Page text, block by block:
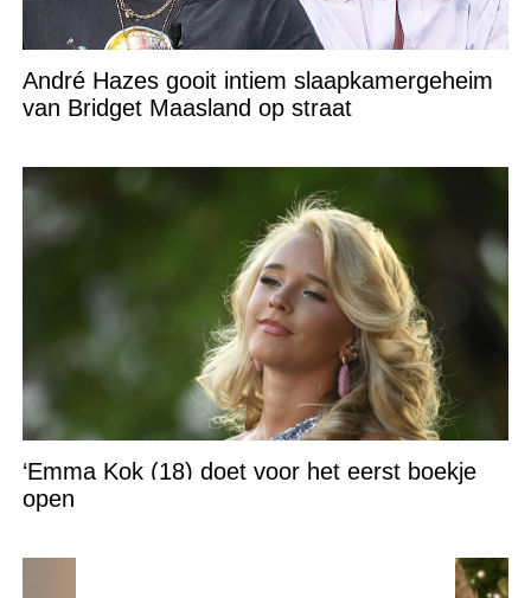
André Hazes gooit intiem slaapkamergeheim
van Bridget Maasland op straat
‘Emma Kok (18) doet voor het eerst boekje
open over Ali B’